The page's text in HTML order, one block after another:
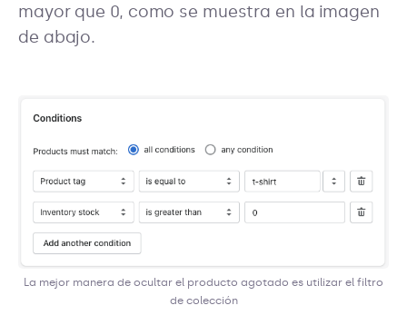
mayor que 0, como se muestra en la imagen
de abajo.
La mejor manera de ocultar el producto agotado es utilizar el filtro
de colección